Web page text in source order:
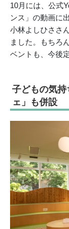
10月には、公式
ンス」の動画に
小林よしひささ
ました。もちろ
ベントも、今後
子どもの気
ェ」も併設